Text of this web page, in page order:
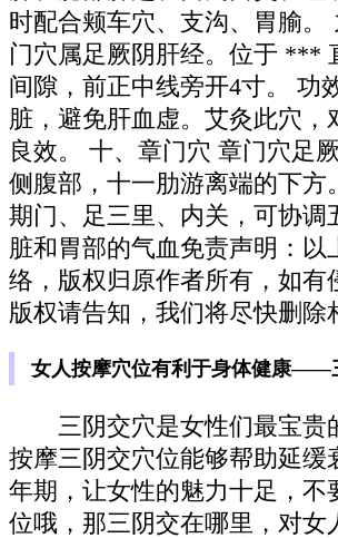
时配合颊车穴、支沟、胃腧。
门穴属足厥阴肝经。位于 ***
间隙，前正中线旁开4寸。 功
脏，避免肝血虚。艾灸此穴，
良效。 十、章门穴 章门穴足
侧腹部，十一肋游离端的下方
期门、足三里、内关，可协调
脏和胃部的气血免责声明：以
络，版权归原作者所有，如有
版权请告知，我们将尽快删除
女人按摩穴位有利于身体健康——
三阴交穴是女性们最宝贵
按摩三阴交穴位能够帮助延缓
年期，让女性的魅力十足，不
位哦，那三阴交在哪里，对女